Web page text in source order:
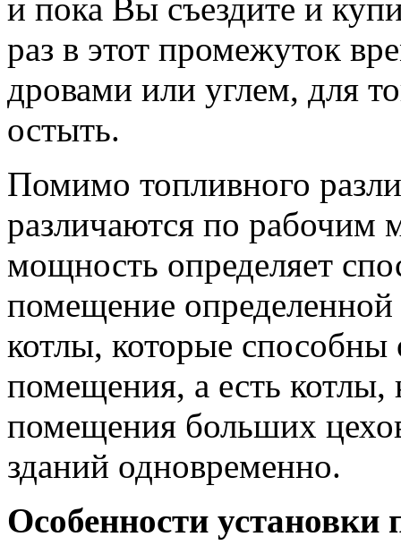
и пока Вы съездите и
раз в этот промежуток
дровами или углем, для
остыть.
Помимо топливного
различаются по рабочим
мощность определяет
помещение
котлы, которые способны
помещения, а есть котлы,
помещения больших
зданий одновременно.
Особенности установки